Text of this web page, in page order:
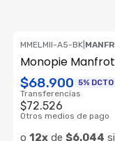
MMELMII-A5-BK|
Monopie
$68.900 5% DCTO
Transferencias
$72.526
Otros medios de pago
o 12xde $6.044